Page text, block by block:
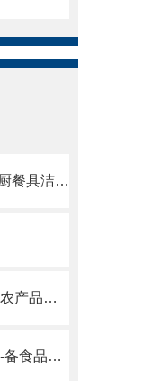
2026年1月关于五星级酒店后厨餐具洁净度检测仪品牌推荐行业新闻速递
农贸市场检测实验室水果蔬菜农产品抽检常用仪器设备清单
食品厂检验检测中心实验室必-备食品安全快检仪器设备清单有哪些